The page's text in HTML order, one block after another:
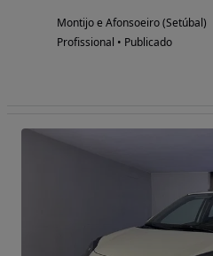
Montijo e Afonsoeiro (Setúbal)
Profissional • Publicado